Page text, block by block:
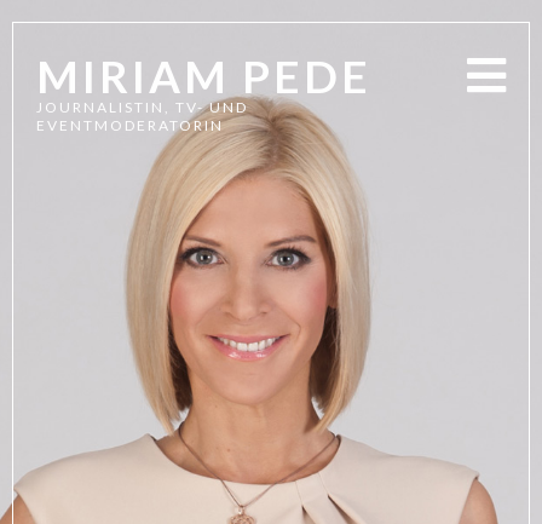
MIRIAM PEDE
JOURNALISTIN, TV- UND
EVENTMODERATORIN